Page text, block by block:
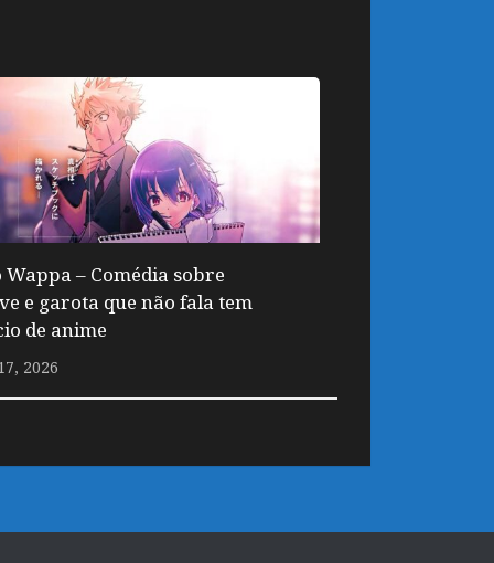
Wappa – Comédia sobre
e garota que não fala tem
de anime
2026